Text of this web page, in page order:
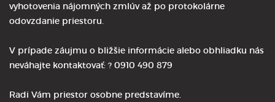
vyhotovenia nájomných zmlúv až po protokolárne
odovzdanie priestoru.
V prípade záujmu o bližšie informácie alebo obhliadku nás
neváhajte kontaktovať: ? 0910 490 879
Radi Vám priestor osobne predstavíme.